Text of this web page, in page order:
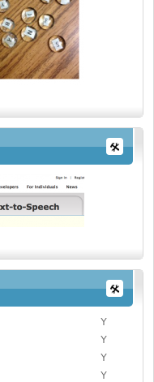
Y
Y
Y
Y